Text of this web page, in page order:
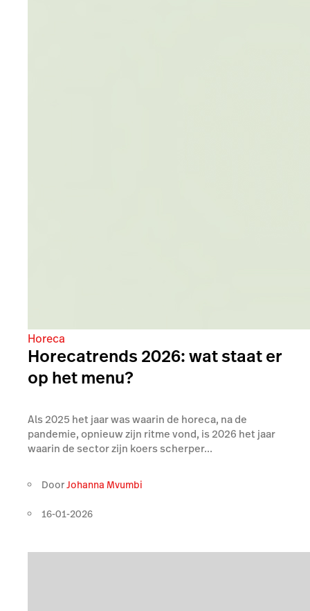
Horeca
Horecatrends 2026: wat staat er
op het menu?
Als 2025 het jaar was waarin de horeca, na de
pandemie, opnieuw zijn ritme vond, is 2026 het jaar
waarin de sector zijn koers scherper...
DoorJohanna Mvumbi
16-01-2026